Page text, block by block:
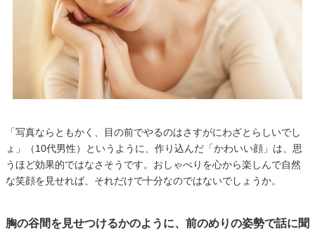
「写真ならともかく、目の前でやるのはさすがにわざとらしいでし
ょ」（10代男性）というように、作り込んだ「かわいい顔」は、思
うほど効果的ではなさそうです。おしゃべりを心から楽しんで自然
な笑顔を見せれば、それだけで十分なのではないでしょうか。
胸の谷間を見せつけるかのように、前のめりの姿勢で話に聞